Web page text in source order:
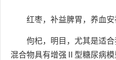
红枣，补益脾胃，养血
佝杞，明目，尤其是适
混合物具有增强Ⅱ型糖尿病